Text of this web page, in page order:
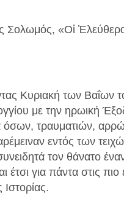
Σολωμός, «Οἱ
Κυριακή των Βαΐων
με την ηρωική
όσων, τραυματιών,
εντός των
τον θάνατο
έτσι για πάντα στις